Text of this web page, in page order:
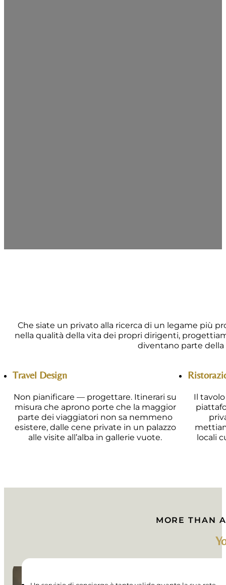
Che siate un privato alla ricerca di un legame più
nella qualità della vita dei propri dirigenti,
diventano parte della
Travel Design
Non pianificare — progettare. Itinerari su
misura che aprono porte che la maggior
parte dei viaggiatori non sa nemmeno
esistere, dalle cene private in un palazzo
alle visite all’alba in gallerie vuote.
Il
locali
MORE THAN